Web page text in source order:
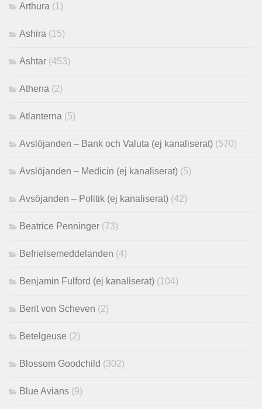
Arthura (1)
Ashira (15)
Ashtar (453)
Athena (2)
Atlanterna (5)
Avslöjanden – Bank och Valuta (ej kanaliserat) (570)
Avslöjanden – Medicin (ej kanaliserat) (5)
Avsöjanden – Politik (ej kanaliserat) (42)
Beatrice Penninger (73)
Befrielsemeddelanden (4)
Benjamin Fulford (ej kanaliserat) (104)
Berit von Scheven (2)
Betelgeuse (2)
Blossom Goodchild (302)
Blue Avians (9)